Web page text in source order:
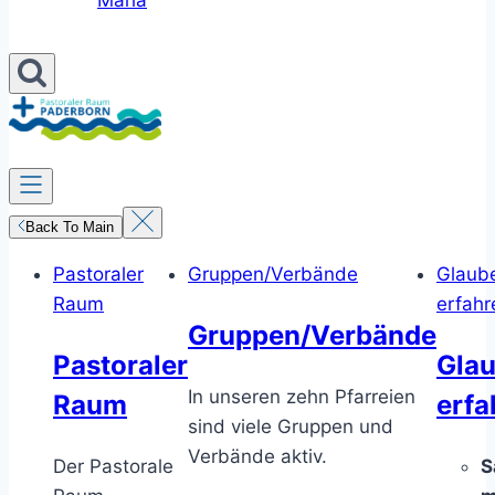
Back To Main
Pastoraler
Raum
Pastoraler
Raum
Der Pastorale
Gruppen/Verbände
Gruppen/Verbände
In unseren zehn Pfarreien
sind viele Gruppen und
Verbände aktiv.